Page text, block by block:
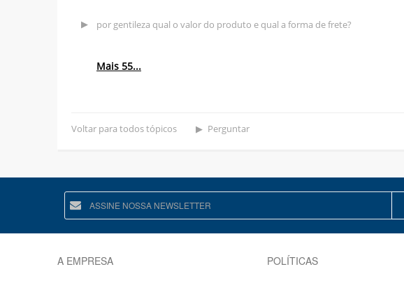
por gentileza qual o valor do produto e qual a forma de frete?
Mais 55...
Voltar para todos tópicos Perguntar
A EMPRESA POLÍTICAS